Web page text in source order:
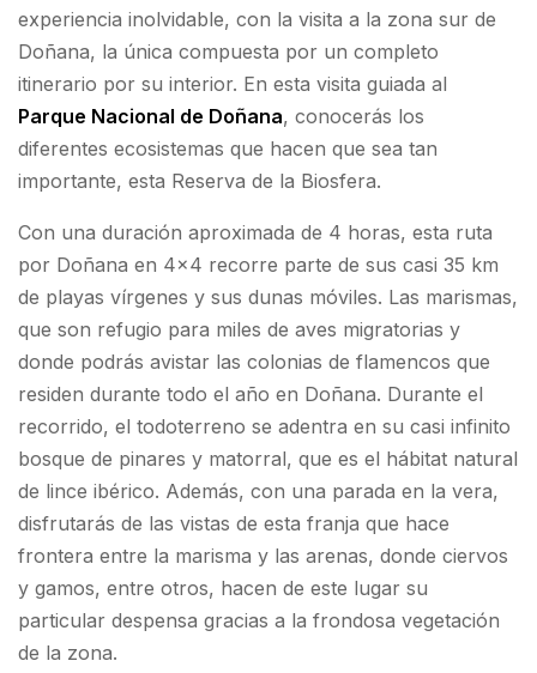
experiencia inolvidable, con la visita a la zona sur de
Doñana, la única compuesta por un completo
itinerario por su interior. En esta visita guiada al
Parque Nacional de Doñana, conocerás los
diferentes ecosistemas que hacen que sea tan
importante, esta Reserva de la Biosfera.
Con una duración aproximada de 4 horas, esta ruta
por Doñana en 4×4 recorre parte de sus casi 35 km
de playas vírgenes y sus dunas móviles. Las marismas,
que son refugio para miles de aves migratorias y
donde podrás avistar las colonias de flamencos que
residen durante todo el año en Doñana. Durante el
recorrido, el todoterreno se adentra en su casi infinito
bosque de pinares y matorral, que es el hábitat natural
de lince ibérico. Además, con una parada en la vera,
disfrutarás de las vistas de esta franja que hace
frontera entre la marisma y las arenas, donde ciervos
y gamos, entre otros, hacen de este lugar su
particular despensa gracias a la frondosa vegetación
de la zona.